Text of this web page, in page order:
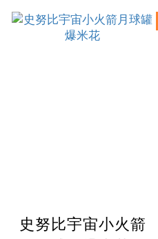
史努比宇宙小火箭